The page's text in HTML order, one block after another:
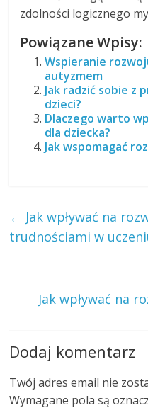
zdolności logicznego
Powiązane Wpisy:
Wspieranie
autyzmem
Jak radzić sobie z
dzieci?
Dlaczego warto
dla dziecka?
Jak wspomagać
← Jak wpływać na
trudnościami w
Jak wpływać na
Dodaj komentarz
Twój adres email nie
Wymagane pola są